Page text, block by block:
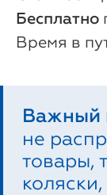
Бесплатно
Важный
не
товары,